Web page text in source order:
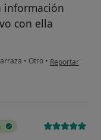
información
con ella
• Otro • en opinión del
Reportar